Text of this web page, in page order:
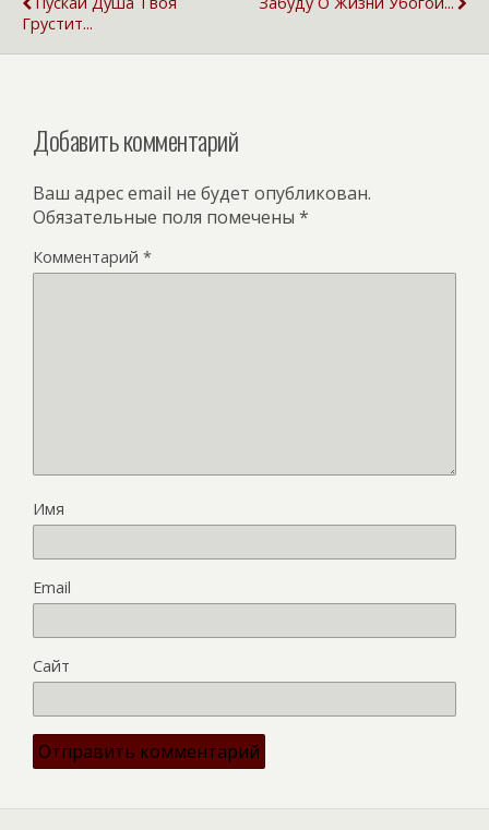
Грустит...
Добавить комментарий
Ваш адрес email не будет опубликован.
Обязательные поля помечены *
Комментарий *
Имя
Email
Сайт